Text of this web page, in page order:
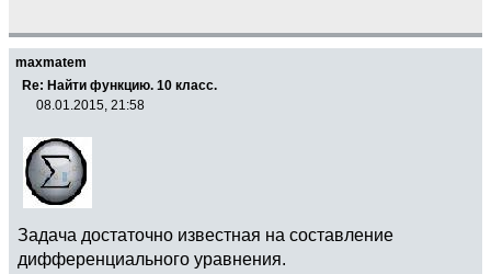
maxmatem
Re: Найти функцию. 10 класс.
08.01.2015, 21:58
Задача достаточно известная на составление
дифференциального уравнения.